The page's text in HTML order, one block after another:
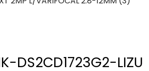
DS2CD1723G2-LIZU